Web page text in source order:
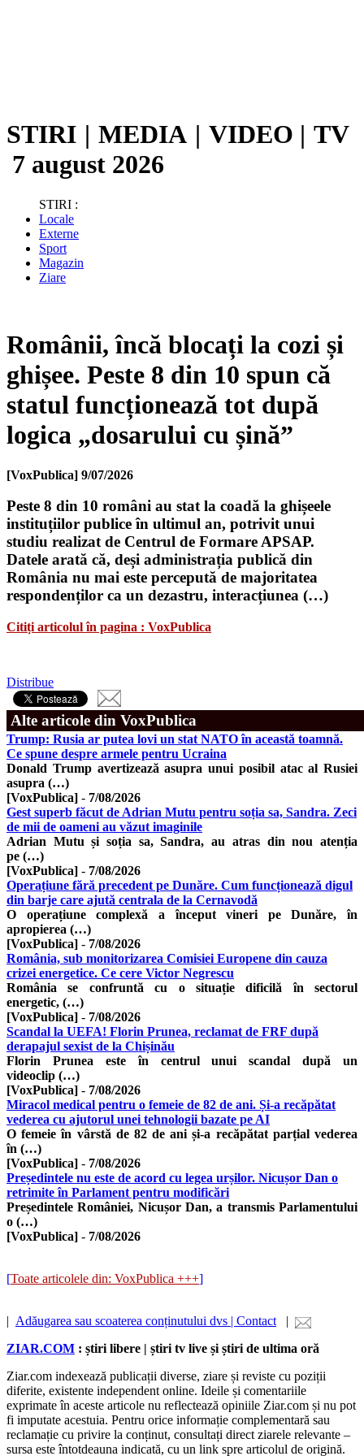
STIRI | MEDIA | VIDEO | TV
7 august 2026
STIRI :
Locale
Externe
Sport
Magazin
Ziare
Românii, încă blocați la cozi și
ghișee. Peste 8 din 10 spun că
statul funcționează tot după
logica „dosarului cu șină”
[VoxPublica] 9/07/2026
Peste 8 din 10 români au stat la coadă la ghișeele
instituțiilor publice în ultimul an, potrivit unui
studiu realizat de Centrul de Formare APSAP.
Datele arată că, deși administrația publică din
România nu mai este percepută de majoritatea
respondenților ca un dezastru, interacțiunea (…)
Citiți articolul în pagina : VoxPublica
Distribue
Alte articole din VoxPublica
Trump: Rusia ar putea lovi un stat NATO în această toamnă.
Ce spune despre armele pentru Ucraina
Donald Trump avertizează asupra unui posibil atac al Rusiei
asupra (…)
[VoxPublica] - 7/08/2026
Gest superb făcut de Adrian Mutu pentru soția sa, Sandra. Zeci
de mii de oameni au văzut imaginile
Adrian Mutu și soția sa, Sandra, au atras din nou atenția
pe (…)
[VoxPublica] - 7/08/2026
Operațiune fără precedent pe Dunăre. Cum funcționează digul
din barje care ajută centrala de la Cernavodă
O operațiune complexă a început vineri pe Dunăre, în
apropierea (…)
[VoxPublica] - 7/08/2026
România, sub monitorizarea Comisiei Europene din cauza
crizei energetice. Ce cere Victor Negrescu
România se confruntă cu o situație dificilă în sectorul
energetic, (…)
[VoxPublica] - 7/08/2026
Scandal la UEFA! Florin Prunea, reclamat de FRF după
derapajul sexist de la Chișinău
Florin Prunea este în centrul unui scandal după un
videoclip (…)
[VoxPublica] - 7/08/2026
Miracol medical pentru o femeie de 82 de ani. Și-a recăpătat
vederea cu ajutorul unei tehnologii bazate pe AI
O femeie în vârstă de 82 de ani și-a recăpătat parțial vederea
în (…)
[VoxPublica] - 7/08/2026
Președintele nu este de acord cu legea urșilor. Nicușor Dan o
retrimite în Parlament pentru modificări
Președintele României, Nicușor Dan, a transmis Parlamentului
o (…)
[VoxPublica] - 7/08/2026
[Toate articolele din: VoxPublica +++]
| Adăugarea sau scoaterea conținutului dvs | Contact |
ZIAR.COM : știri libere | știri tv live și știri de ultima oră
Ziar.com indexează publicații diverse, ziare și reviste cu poziții
diferite, existente independent online. Ideile și comentariile
exprimate în aceste articole nu reflectează opiniile Ziar.com și nu pot
fi imputate acestuia. Pentru orice informație complementară sau
reclamație cu privire la conținut, consultați direct ziarele relevante –
sursa este întotdeauna indicată, cu un link spre articolul de origină.